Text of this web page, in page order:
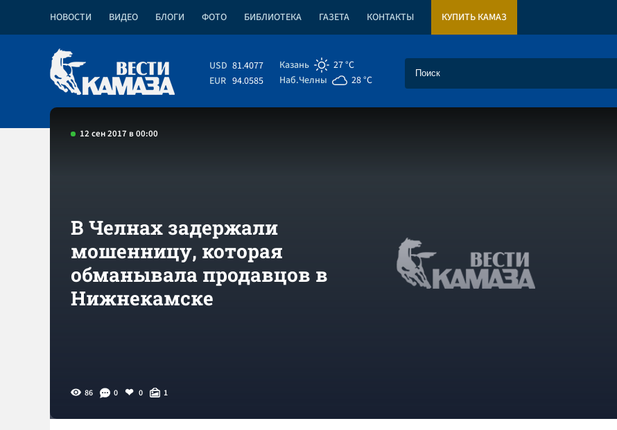
НОВОСТИ ВИДЕО БЛОГИ ФОТО БИБЛИОТЕКА ГАЗЕТА КОНТАКТЫ КУПИТЬ КАМАЗ
USD 81.4077
EUR 94.0585
Казань
27 °C
Наб.Челны
28 °C
12 сен 2017 в 00:00
В Челнах задержали
мошенницу, которая
обманывала продавцов в
Нижнекамске
86 0 0 1